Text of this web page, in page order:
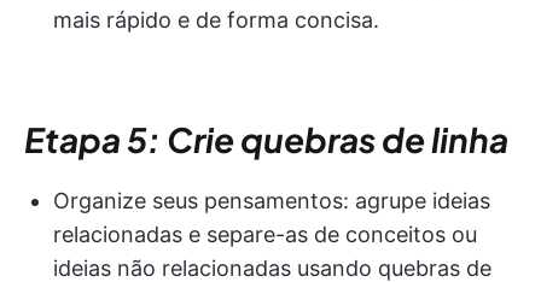
mais rápido e de forma concisa.
Etapa 5: Crie quebras de linha
Organize seus pensamentos: agrupe ideias
relacionadas e separe-as de conceitos ou
ideias não relacionadas usando quebras de